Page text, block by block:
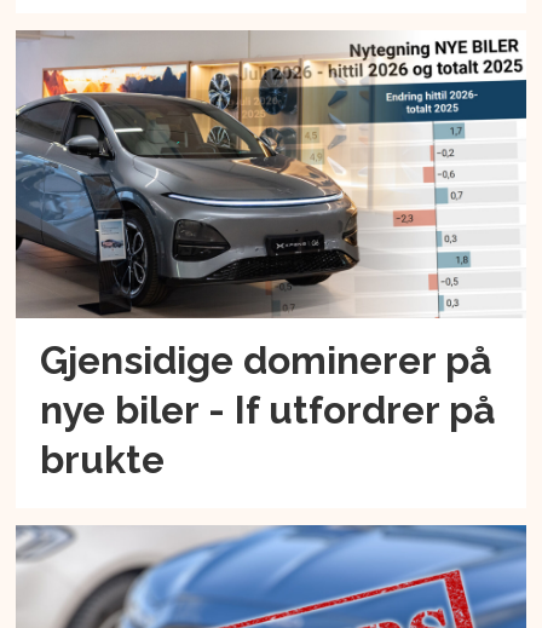
Gjensidige dominerer på
nye biler - If utfordrer på
brukte